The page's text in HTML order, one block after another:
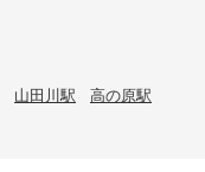
山田川駅
高の原駅